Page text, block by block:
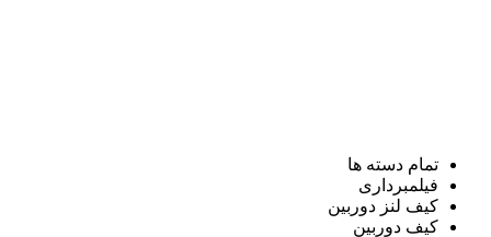
تمام دسته ها
فیلمبرداری
کیف لنز دوربین
کیف دوربین